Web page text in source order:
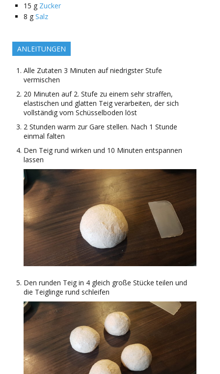
15 g Zucker
8 g Salz
ANLEITUNGEN
Alle Zutaten 3 Minuten auf niedrigster Stufe
vermischen
20 Minuten auf 2. Stufe zu einem sehr straffen,
elastischen und glatten Teig verarbeiten, der sich
vollständig vom Schüsselboden löst
2 Stunden warm zur Gare stellen. Nach 1 Stunde
einmal falten
Den Teig rund wirken und 10 Minuten entspannen
lassen
Den runden Teig in 4 gleich große Stücke teilen und
die Teiglinge rund schleifen